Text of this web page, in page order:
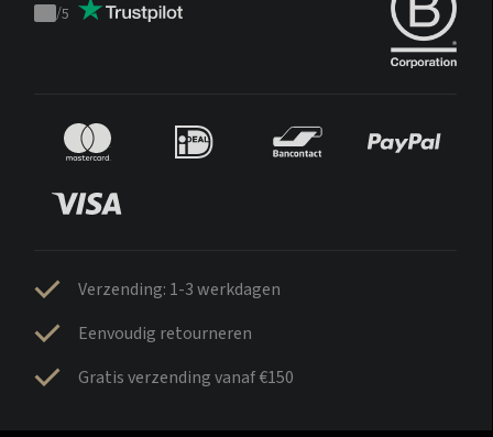
Trustpilot
/5
Verzending: 1-3 werkdagen
Eenvoudig retourneren
Gratis verzending vanaf €150